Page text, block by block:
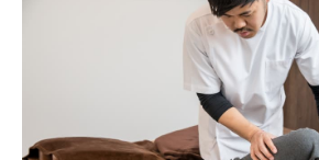
無料で相談する